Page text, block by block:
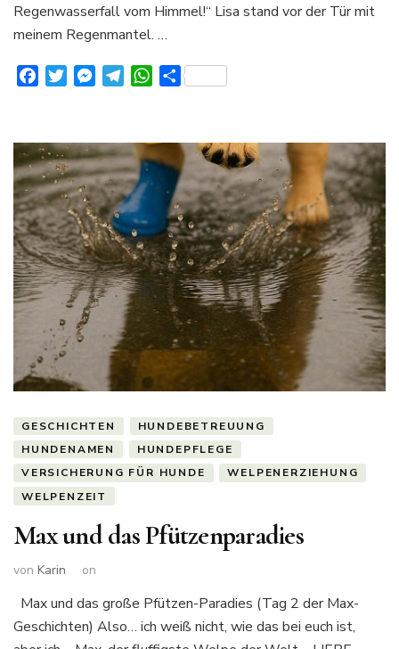
Regenwasserfall vom Himmel!“ Lisa stand vor der Tür mit
meinem Regenmantel. …
FacebookTwitterMessenger
TelegramWhatsApp
Teilen
GESCHICHTEN
HUNDEBETREUUNG
HUNDENAMEN
HUNDEPFLEGE
VERSICHERUNG FÜR HUNDE
WELPENERZIEHUNG
WELPENZEIT
Max und das Pfützenparadies
von Karin on
Max und das große Pfützen-Paradies (Tag 2 der Max-
Geschichten) Also… ich weiß nicht, wie das bei euch ist,